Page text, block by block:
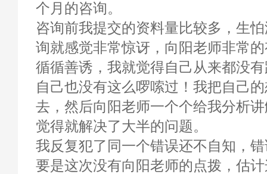
个月的咨询。
咨询前我提交的资料量比较多，生
询就感觉非常惊讶，向阳老师非常
循循善诱，我就觉得自己从来都没
自己也没有这么啰嗦过！我把自己
去，然后向阳老师一个个给我分析
觉得就解决了大半的问题。
我反复犯了同一个错误还不自知，
要是这次没有向阳老师的点拨，估